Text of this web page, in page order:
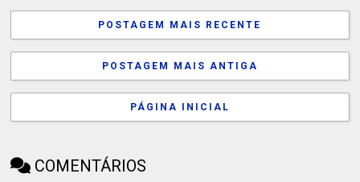
POSTAGEM MAIS RECENTE
POSTAGEM MAIS ANTIGA
PÁGINA INICIAL
COMENTÁRIOS